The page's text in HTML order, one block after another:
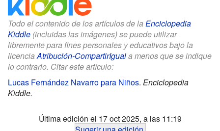
Todo el contenido de los artículos de la Enciclopedia
Kiddle (incluidas las imágenes) se puede utilizar
libremente para fines personales y educativos bajo la
licenciaAtribución-CompartirIguala menos que se indique
lo contrario. Citar este artículo:
Lucas Fernández Navarro para Niños. Enciclopedia
Kiddle.
Última edición el 17 oct 2025, a las 11:19